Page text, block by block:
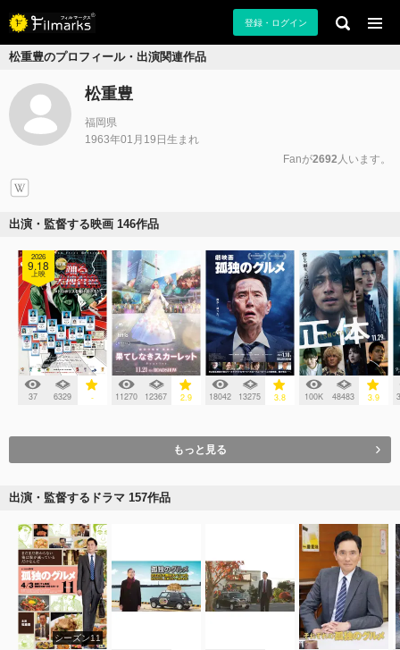
登録・ログイン
松重豊のプロフィール・出演関連作品
松重豊
福岡県
1963年01月19日生まれ
Fanが2692 人います。
出演・監督する映画 146作品
2026
9.18
上映
37 6329 - 11270 12367 2.9 18042 13275 3.8 100K 48483 3.9
もっと見る
出演・監督するドラマ 157作品
シーズン11